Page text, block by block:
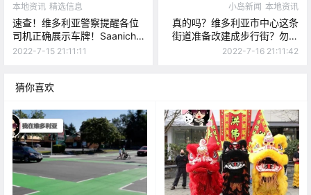
本地资讯 精选信息
速查！维多利亚警察提醒各位
司机正确展示车牌！Saanich
被盗画作失而复得，但仍有四
2022-7-15 21:11:11
小岛新闻 本地资讯
真的吗？维多利亚市中心这条
街道准备改建成步行街？勿靠
近！又有一个湖爆发蓝藻啦
2022-7-16 21:11:42
猜你喜欢